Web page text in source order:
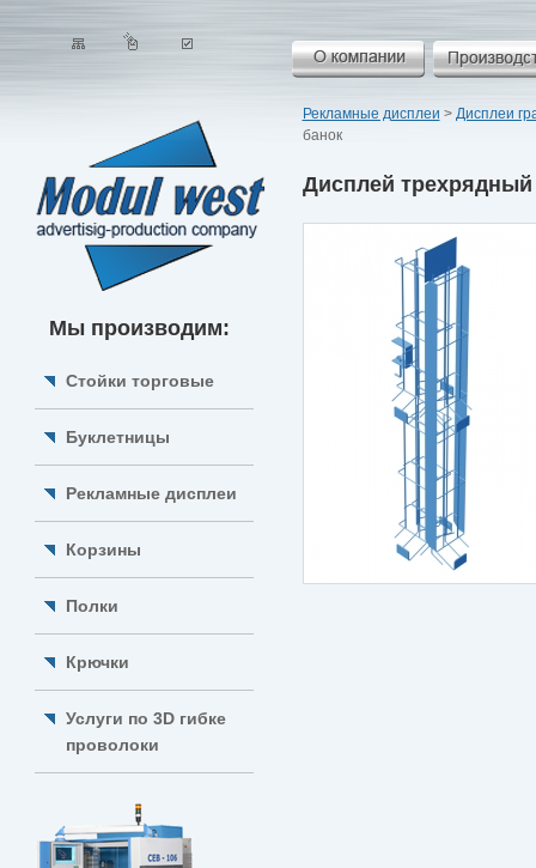
Мы производим:
Стойки торговые
Буклетницы
Рекламные дисплеи
Корзины
Полки
Крючки
Услуги по 3D гибке
проволоки
Рекламные дисплеи > Дисплеи
банок
Дисплей трехрядный